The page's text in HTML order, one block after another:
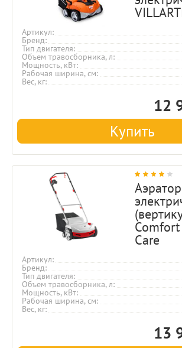
Артикул
Бренд
Тип двигателя
Объем травосборника, л
Мощность, кВт
Рабочая ширина, см
Вес, кг
12
Купить
Аэратор
Care
Артикул
Бренд
Тип двигателя
Объем травосборника, л
Мощность, кВт
Рабочая ширина, см
Вес, кг
13